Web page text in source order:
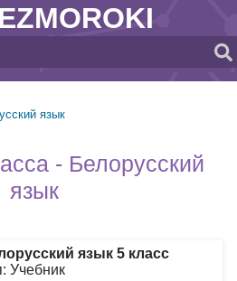
язык
- Белорусский
язык
язык 5 класс
Учебник